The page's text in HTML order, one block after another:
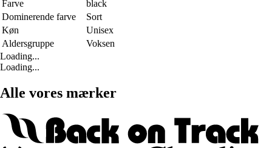
Farve
black
Dominerende farve
Sort
Køn
Unisex
Aldersgruppe
Voksen
Loading...
Loading...
Alle vores mærker